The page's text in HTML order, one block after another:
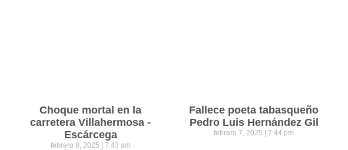
Choque mortal en la
carretera Villahermosa -
Escárcega
febrero 8, 2025 7:43 am
Fallece poeta tabasqueño
Pedro Luis Hernández Gil
febrero 7, 2025 7:44 pm